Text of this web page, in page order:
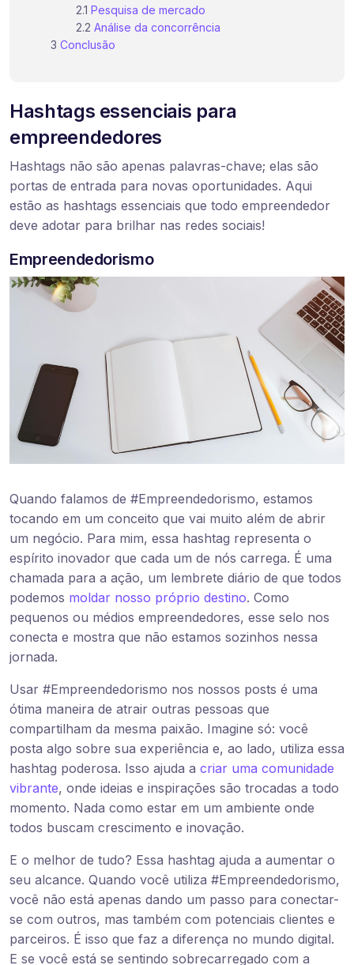
Pesquisa de mercado
Análise da concorrência
Conclusão
Hashtags essenciais para
empreendedores
Hashtags não são apenas palavras-chave; elas são
portas de entrada para novas oportunidades. Aqui
estão as hashtags essenciais que todo empreendedor
deve adotar para brilhar nas redes sociais!
Empreendedorismo
Quando falamos de #Empreendedorismo, estamos
tocando em um conceito que vai muito além de abrir
um negócio. Para mim, essa hashtag representa o
espírito inovador que cada um de nós carrega. É uma
chamada para a ação, um lembrete diário de que todos
podemos moldar nosso próprio destino. Como
pequenos ou médios empreendedores, esse selo nos
conecta e mostra que não estamos sozinhos nessa
jornada.
Usar #Empreendedorismo nos nossos posts é uma
ótima maneira de atrair outras pessoas que
compartilham da mesma paixão. Imagine só: você
posta algo sobre sua experiência e, ao lado, utiliza essa
hashtag poderosa. Isso ajuda a criar uma comunidade
vibrante, onde ideias e inspirações são trocadas a todo
momento. Nada como estar em um ambiente onde
todos buscam crescimento e inovação.
E o melhor de tudo? Essa hashtag ajuda a aumentar o
seu alcance. Quando você utiliza #Empreendedorismo,
você não está apenas dando um passo para conectar-
se com outros, mas também com potenciais clientes e
parceiros. É isso que faz a diferença no mundo digital.
E se você está se sentindo sobrecarregado com a